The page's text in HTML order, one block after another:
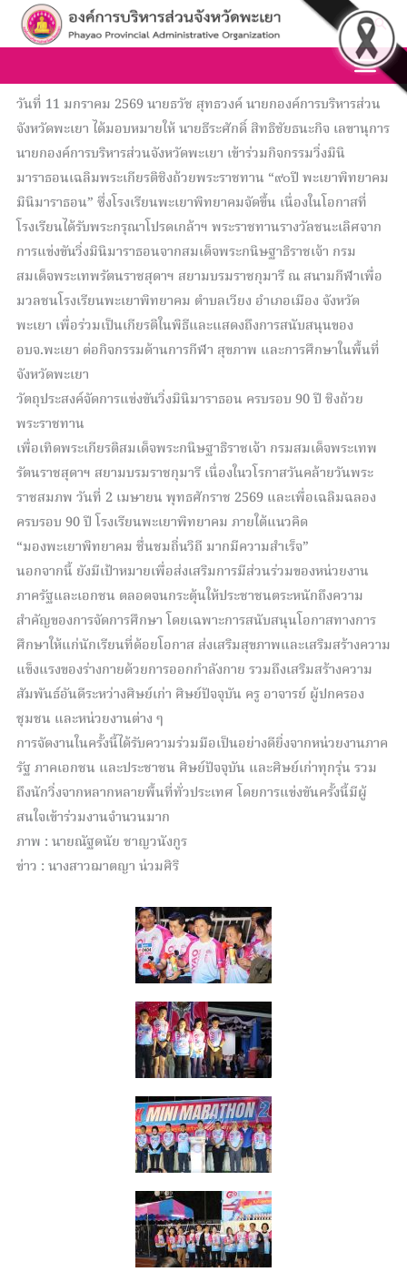
Skip
วันที่ 11 มกราคม 2569 นายธวัช สุทธวงค์ นายกองค์การบริหารส่วน
จังหวัดพะเยา ได้มอบหมายให้ นายธีระศักดิ์ สิทธิชัยธนะกิจ เลขานุการ
นายกองค์การบริหารส่วนจังหวัดพะเยา เข้าร่วมกิจกรรมวิ่งมินิ
มาราธอนเฉลิมพระเกียรติชิงถ้วยพระราชทาน “๙๐ปี พะเยาพิทยาคม
มินิมาราธอน” ซึ่งโรงเรียนพะเยาพิทยาคมจัดขึ้น เนื่องในโอกาสที่
โรงเรียนได้รับพระกรุณาโปรดเกล้าฯ พระราชทานรางวัลชนะเลิศจาก
การแข่งขันวิ่งมินิมาราธอนจากสมเด็จพระกนิษฐาธิราชเจ้า กรม
สมเด็จพระเทพรัตนราชสุดาฯ สยามบรมราชกุมารี ณ สนามกีฬาเพื่อ
มวลชนโรงเรียนพะเยาพิทยาคม ตำบลเวียง อำเภอเมือง จังหวัด
พะเยา เพื่อร่วมเป็นเกียรติในพิธีและแสดงถึงการสนับสนุนของ
อบจ.พะเยา ต่อกิจกรรมด้านการกีฬา สุขภาพ และการศึกษาในพื้นที่
จังหวัดพะเยา
วัตถุประสงค์จัดการแข่งขันวิ่งมินิมาราธอน ครบรอบ 90 ปี ชิงถ้วย
พระราชทาน
เพื่อเทิดพระเกียรติสมเด็จพระกนิษฐาธิราชเจ้า กรมสมเด็จพระเทพ
รัตนราชสุดาฯ สยามบรมราชกุมารี เนื่องในวโรกาสวันคล้ายวันพระ
ราชสมภพ วันที่ 2 เมษายน พุทธศักราช 2569 และเพื่อเฉลิมฉลอง
ครบรอบ 90 ปี โรงเรียนพะเยาพิทยาคม ภายใต้แนวคิด
“มองพะเยาพิทยาคม ชื่นชมถิ่นวิถี มากมีความสำเร็จ”
นอกจากนี้ ยังมีเป้าหมายเพื่อส่งเสริมการมีส่วนร่วมของหน่วยงาน
ภาครัฐและเอกชน ตลอดจนกระตุ้นให้ประชาชนตระหนักถึงความ
สำคัญของการจัดการศึกษา โดยเฉพาะการสนับสนุนโอกาสทางการ
ศึกษาให้แก่นักเรียนที่ด้อยโอกาส ส่งเสริมสุขภาพและเสริมสร้างความ
แข็งแรงของร่างกายด้วยการออกกำลังกาย รวมถึงเสริมสร้างความ
สัมพันธ์อันดีระหว่างศิษย์เก่า ศิษย์ปัจจุบัน ครู อาจารย์ ผู้ปกครอง
ชุมชน และหน่วยงานต่าง ๆ
การจัดงานในครั้งนี้ได้รับความร่วมมือเป็นอย่างดียิ่งจากหน่วยงานภาค
รัฐ ภาคเอกชน และประชาชน ศิษย์ปัจจุบัน และศิษย์เก่าทุกรุ่น รวม
ถึงนักวิ่งจากหลากหลายพื้นที่ทั่วประเทศ โดยการแข่งขันครั้งนี้มีผู้
สนใจเข้าร่วมงานจำนวนมาก
ภาพ : นายณัฐดนัย ชาญวนังกูร
ข่าว : นางสาวฌาตญา น่วมศิริ